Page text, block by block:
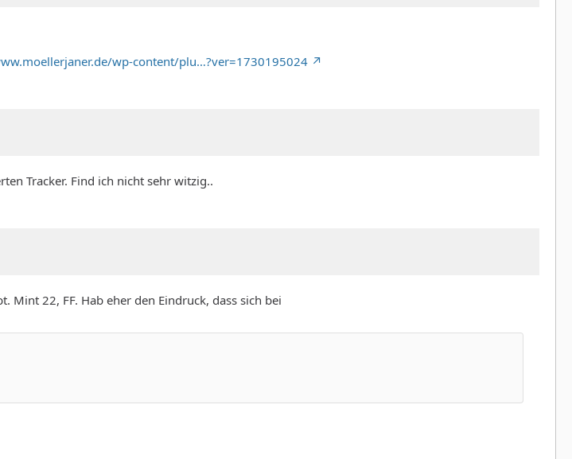
wp-content/plu…?ver=1730195024
Tracker. Find ich nicht sehr witzig..
Mint 22, FF. Hab eher den Eindruck, dass sich bei